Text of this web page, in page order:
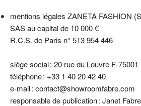
mentions légales ZANETA FASHION
SAS au capital de 10 000 €
R.C.S. de Paris n° 513 954 446
siège social : 20 rue du Louvre F-75001
téléphone : +33 1 40 20 42 40
e-mail : contact@showroomfabre.com
responsable de publication : Janet Fabre